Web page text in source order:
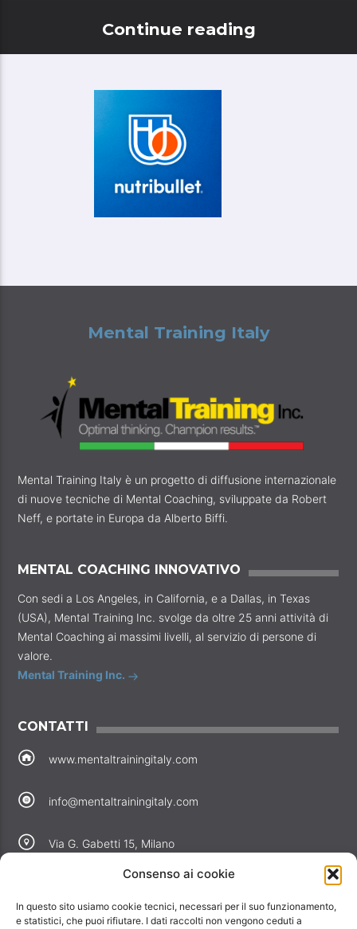
Consenso ai cookie
In questo sito usiamo cookie tecnici, necessari per il suo funzionamento,
e statistici, che puoi rifiutare. I dati raccolti non vengono ceduti a
Continue reading
Mental Training Italy
Mental Training Italy è un progetto di diffusione internazionale
di nuove tecniche di Mental Coaching, sviluppate da Robert
Neff, e portate in Europa da Alberto Biffi.
MENTAL COACHING INNOVATIVO
Con sedi a Los Angeles, in California, e a Dallas, in Texas
(USA), Mental Training Inc. svolge da oltre 25 anni attività di
Mental Coaching ai massimi livelli, al servizio di persone di
valore.
Mental Training Inc.
CONTATTI
www.mentaltrainingitaly.com
info@mentaltrainingitaly.com
Via G. Gabetti 15, Milano
Perché noi